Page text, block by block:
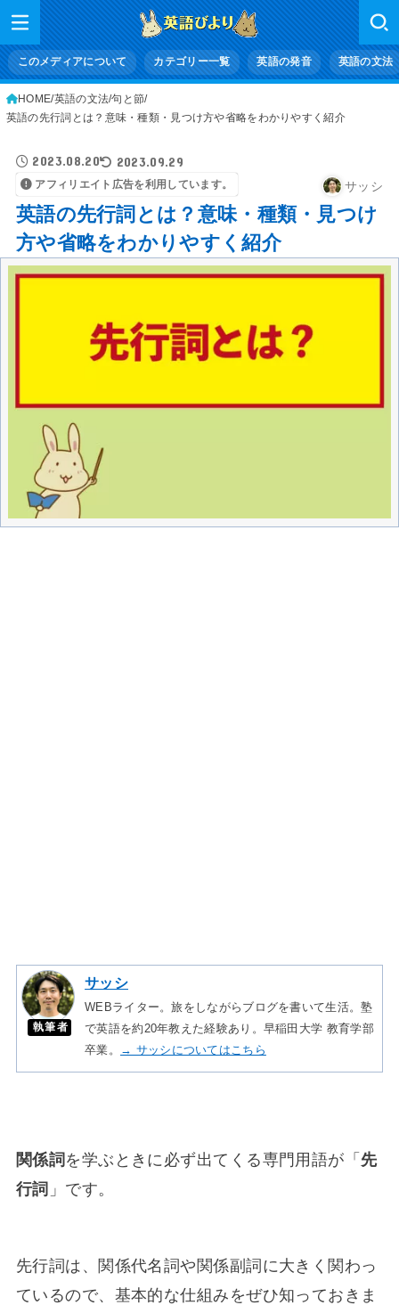
このメディアについて カテゴリー一覧 英語の発音 英語の文法
HOME 英語の文法 句と節
英語の先行詞とは？意味・種類・見つけ方や省略をわかりやすく紹介
2023.08.20 2023.09.29
アフィリエイト広告を利用しています。 サッシ
英語の先行詞とは？意味・種類・見つけ
方や省略をわかりやすく紹介
執筆者
サッシ
WEBライター。旅をしながらブログを書いて生活。塾
で英語を約20年教えた経験あり。早稲田大学 教育学部
卒業。
→ サッシについてはこちら
関係詞 を学ぶときに必ず出てくる専門用語が「 先
行詞 」です。
先行詞は、関係代名詞や関係副詞に大きく関わっ
ているので、基本的な仕組みをぜひ知っておきま